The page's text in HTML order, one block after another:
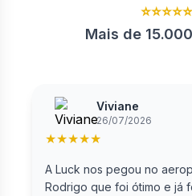
⭐⭐⭐⭐⭐
Mais de
Viviane
26/07/2026
★★★★★
A Luck nos pegou no
Rodrigo que foi ótimo e já